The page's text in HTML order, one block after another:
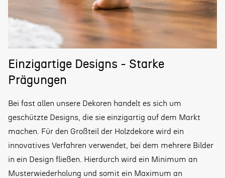
Einzigartige Designs - Starke
Prägungen
Bei fast allen unsere Dekoren handelt es sich um
geschützte Designs, die sie einzigartig auf dem Markt
machen. Für den Großteil der Holzdekore wird ein
innovatives Verfahren verwendet, bei dem mehrere Bilder
in ein Design fließen. Hierdurch wird ein Minimum an
Musterwiederholung und somit ein Maximum an